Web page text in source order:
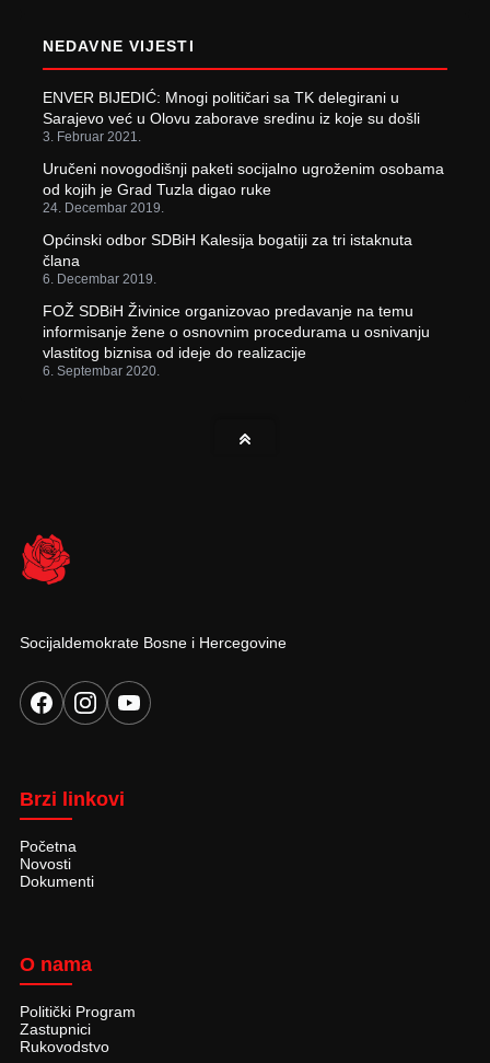
NEDAVNE VIJESTI
ENVER BIJEDIĆ: Mnogi političari sa TK delegirani u
Sarajevo već u Olovu zaborave sredinu iz koje su došli
3. Februar 2021.
Uručeni novogodišnji paketi socijalno ugroženim osobama
od kojih je Grad Tuzla digao ruke
24. Decembar 2019.
Općinski odbor SDBiH Kalesija bogatiji za tri istaknuta
člana
6. Decembar 2019.
FOŽ SDBiH Živinice organizovao predavanje na temu
informisanje žene o osnovnim procedurama u osnivanju
vlastitog biznisa od ideje do realizacije
6. Septembar 2020.
Socijaldemokrate Bosne i Hercegovine
Brzi linkovi
Početna
Novosti
Dokumenti
O nama
Politički Program
Zastupnici
Rukovodstvo